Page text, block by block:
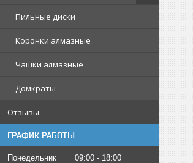
Пильные диски
Коронки алмазные
Чашки алмазные
Домкраты
Отзывы
ГРАФИК РАБОТЫ
Понедельник 09:00
18:00